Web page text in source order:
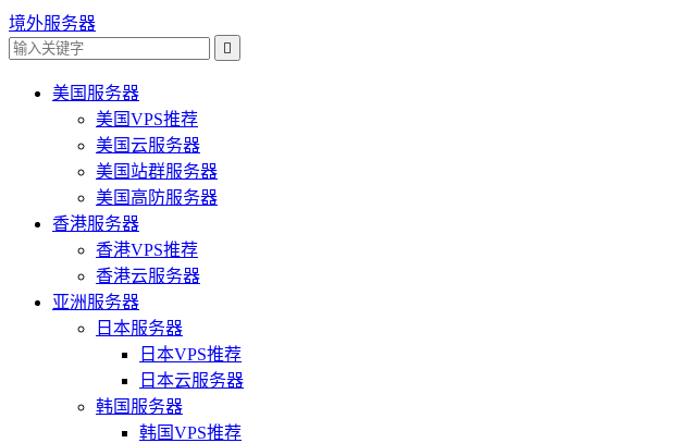
境外服务器

美国服务器
美国VPS推荐
美国云服务器
美国站群服务器
美国高防服务器
香港服务器
香港VPS推荐
香港云服务器
亚洲服务器
日本服务器
日本VPS推荐
日本云服务器
韩国服务器
韩国VPS推荐